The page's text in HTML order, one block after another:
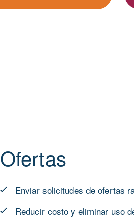
Ofertas
Enviar solicitudes de ofertas
Reducir costo y eliminar uso